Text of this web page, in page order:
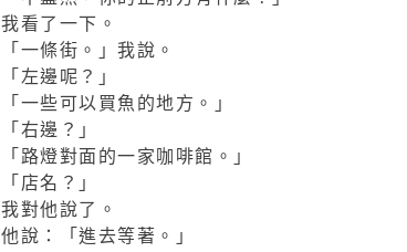
我看了一下。
「一條街。」我說。
「左邊呢？」
「一些可以買魚的地方。」
「右邊？」
「路燈對面的一家咖啡館。」
「店名？」
我對他說了。
他說：「進去等著。」